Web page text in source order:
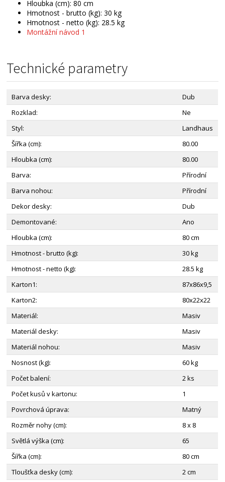
Hloubka (cm): 80 cm
Hmotnost - brutto (kg): 30 kg
Hmotnost - netto (kg): 28.5 kg
Montážní návod 1
Technické parametry
Barva desky:
Dub
Rozklad:
Ne
Styl:
Landhaus
Šířka (cm):
80.00
Hloubka (cm):
80.00
Barva:
Přírodní
Barva nohou:
Přírodní
Dekor desky:
Dub
Demontované:
Ano
Hloubka (cm):
80 cm
Hmotnost - brutto (kg):
30 kg
Hmotnost - netto (kg):
28.5 kg
Karton1:
87x86x9,5
Karton2:
80x22x22
Materiál:
Masiv
Materiál desky:
Masiv
Materiál nohou:
Masiv
Nosnost (kg):
60 kg
Počet balení:
2 ks
Počet kusů v kartonu:
1
Povrchová úprava:
Matný
Rozměr nohy (cm):
8 x 8
Světlá výška (cm):
65
Šířka (cm):
80 cm
Tloušťka desky (cm):
2 cm